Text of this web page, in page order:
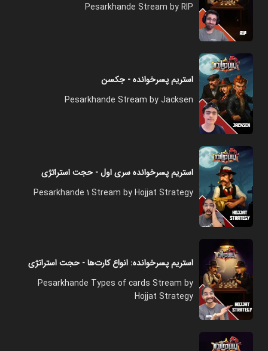
Pesarkhande Stream by RIP
استریم پسرخوانده - جکسن
Pesarkhande Stream by Jacksen
استریم پسرخوانده سری اول - حجت استراتژی
Pesarkhande 1 Stream by Hojjat Strategy
استریم پسرخوانده: انواع کارت‌ها - حجت استراتژی
Pesarkhande Types of cards Stream by
Hojjat Strategy